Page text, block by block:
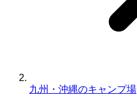
九州・沖縄のキャンプ場